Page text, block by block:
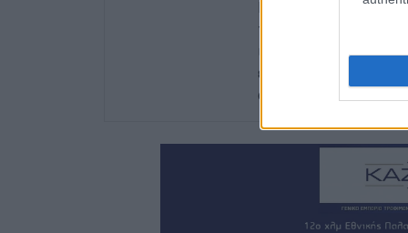
Περιφερειακών
του γενικού
ισχυρότερη
ενδιαφέρον του για τα
ανιδιοτελής